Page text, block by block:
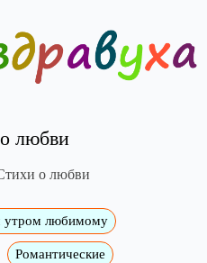
любви
о любви
утром любимому
Романтические